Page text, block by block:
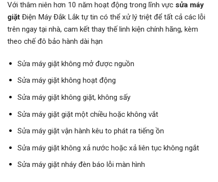
Với thâm niên hơn 10 năm hoạt động trong lĩnh vực sửa máy
giặt Điện Máy Đắk Lắk tự tin có thể xử lý triệt để tất cả các lỗi
trên ngay tại nhà, cam kết thay thế linh kiện chính hãng, kèm
theo chế đô bảo hành dài hạn
Sửa máy giặt không mở được nguồn
Sửa máy giặt không hoạt động
Sửa máy giặt không giặt, không sấy
Sửa máy giặt giặt một chiều hoặc không vắt
Sửa máy giặt vận hành kêu to phát ra tiếng ồn
Sửa máy giặt không xả nước hoặc xả liên tục không ngắt
Sửa máy giặt nháy đèn báo lỗi màn hình